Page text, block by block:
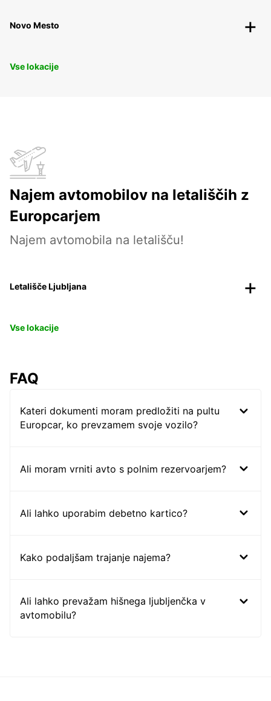
Novo Mesto
Vse lokacije
Najem avtomobilov na letališčih z
Europcarjem
Najem avtomobila na letališču!
Letališče Ljubljana
Vse lokacije
FAQ
Kateri dokumenti moram predložiti na pultu
Europcar, ko prevzamem svoje vozilo?
Ali moram vrniti avto s polnim rezervoarjem?
Ali lahko uporabim debetno kartico?
Kako podaljšam trajanje najema?
Ali lahko prevažam hišnega ljubljenčka v
avtomobilu?